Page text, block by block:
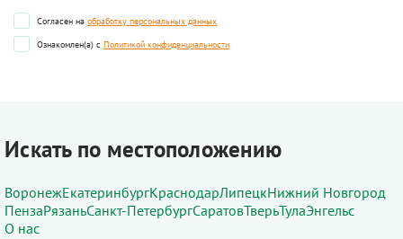
Согласен на обработку персональных данных
Ознакомлен(а) с Политикой конфиденциальности
Искать по местоположению
ВоронежЕкатеринбургКраснодарЛипецкНижний Новгород
ПензаРязаньСанкт-ПетербургСаратовТверьТулаЭнгельс
О нас